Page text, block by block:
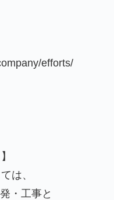
efforts/
は、
・工事と